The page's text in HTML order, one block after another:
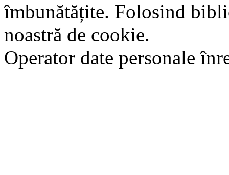
îmbunătățite. Folosind
noastră de cookie.
Operator date personale